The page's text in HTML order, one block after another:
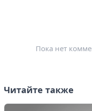
Пока нет
Читайте также